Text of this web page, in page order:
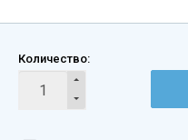
Количество: